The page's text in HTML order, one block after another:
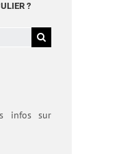
?
infos sur